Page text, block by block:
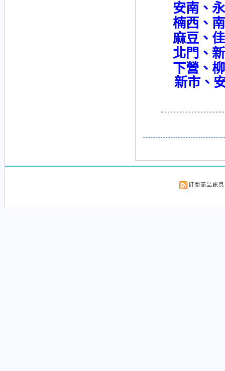
安南、
楠西、
麻豆、
北門、
下營、
新市、
訂閱商品訊息